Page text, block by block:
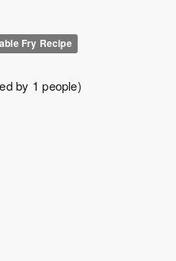
Fry Recipe
by 1 people)